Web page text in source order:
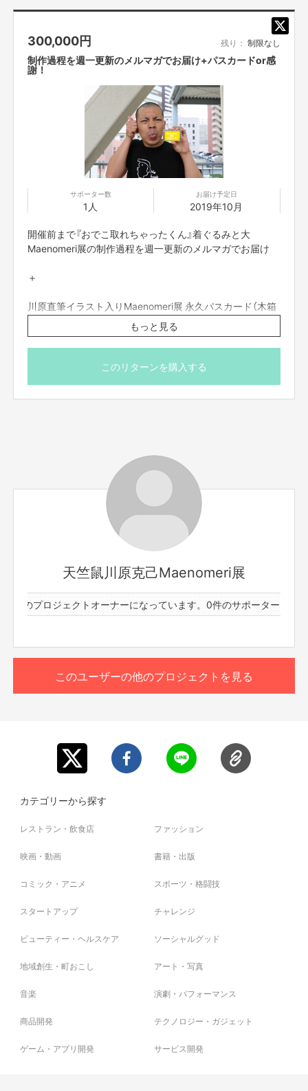
天竺鼠川原克己Maenomeri展
のプロジェクトオーナーになっています。0件のサポーターと1件の
300,000円 残り： 制限なし
制作過程を週一更新のメルマガでお届け+パスカードor感
謝！
サポーター数
1人
お届け予定日
2019年10月
開催前まで『おでこ取れちゃったくん』着ぐるみと大
Maenomeri展の制作過程を週一更新のメルマガでお届け
＋
川原直筆イラスト入りMaenomeri展 永久パスカード（木箱
付き)
or
もっと見る
このリターンを購入する
このユーザーの他のプロジェクトを見る
カテゴリーから探す
レストラン・飲食店 ファッション
映画・動画 書籍・出版
コミック・アニメ スポーツ・格闘技
スタートアップ チャレンジ
ビューティー・ヘルスケア ソーシャルグッド
地域創生・町おこし アート・写真
音楽 演劇・パフォーマンス
商品開発 テクノロジー・ガジェット
ゲーム・アプリ開発 サービス開発